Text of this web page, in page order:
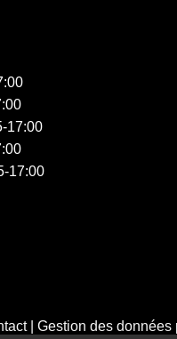
17:00
17:00
|Gestion des données